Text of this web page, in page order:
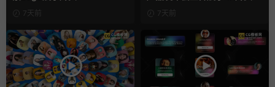
7天前 7天前